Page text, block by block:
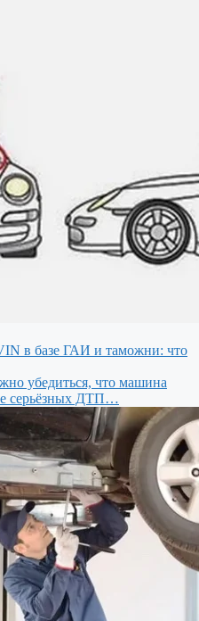
в базе ГАИ и таможни: что
убедиться, что машина
серьёзных ДТП…